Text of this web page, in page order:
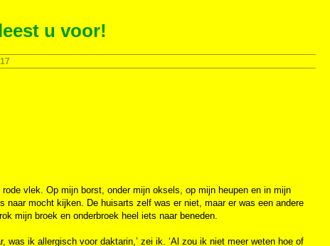
u voor!
vlek. Op mijn borst, onder mijn oksels, op mijn heupen en in mijn
mocht kijken. De huisarts zelf was er niet, maar er was een andere
mijn broek en onderbroek heel iets naar beneden.
was ik allergisch voor daktarin,’ zei ik. ‘Al zou ik niet meer weten hoe of